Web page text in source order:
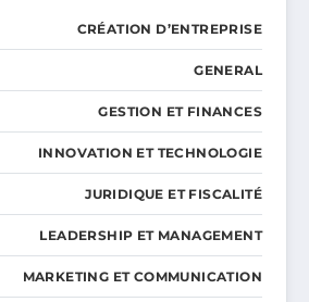
CRÉATION D’ENTREPRISE
GENERAL
GESTION ET FINANCES
INNOVATION ET TECHNOLOGIE
JURIDIQUE ET FISCALITÉ
LEADERSHIP ET MANAGEMENT
MARKETING ET COMMUNICATION